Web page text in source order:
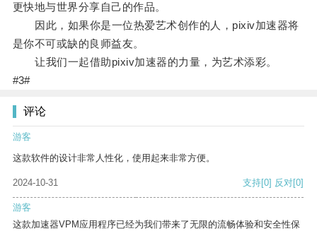
更快地与世界分享自己的作品。
因此，如果你是一位热爱艺术创作的人，pixiv加速器将
是你不可或缺的良师益友。
让我们一起借助pixiv加速器的力量，为艺术添彩。
#3#
评论
游客
这款软件的设计非常人性化，使用起来非常方便。
2024-10-31 支持[0] 反对[0]
游客
这款加速器VPM应用程序已经为我们带来了无限的流畅体验和安全性保